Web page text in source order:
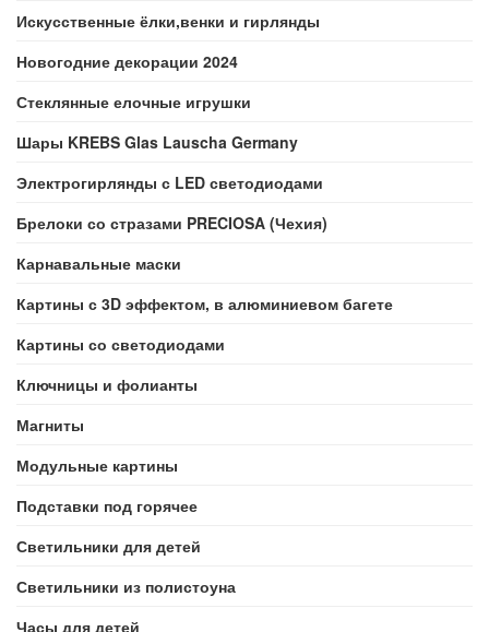
Искусственные ёлки,венки и гирлянды
Новогодние декорации 2024
Стеклянные елочные игрушки
Шары KREBS Glas Lauscha Germany
Электрогирлянды с LED светодиодами
Брелоки со стразами PRECIOSA (Чехия)
Карнавальные маски
Картины с 3D эффектом, в алюминиевом багете
Картины со светодиодами
Ключницы и фолианты
Магниты
Модульные картины
Подставки под горячее
Светильники для детей
Светильники из полистоуна
Часы для детей